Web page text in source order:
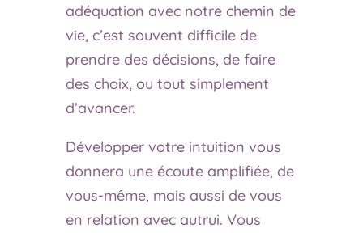
adéquation avec notre chemin de
vie, c’est souvent difficile de
prendre des décisions, de faire
des choix, ou tout simplement
d’avancer.
Développer votre intuition vous
donnera une écoute amplifiée, de
vous-même, mais aussi de vous
en relation avec autrui. Vous